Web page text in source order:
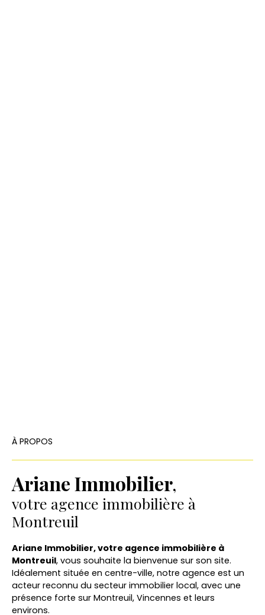
À PROPOS
Ariane Immobilier,
votre agence immobilière à
Montreuil
Ariane Immobilier, votre agence immobilière à
Montreuil, vous souhaite la bienvenue sur son site.
Idéalement située en centre-ville, notre agence est un
acteur reconnu du secteur immobilier local, avec une
présence forte sur Montreuil, Vincennes et leurs
environs.